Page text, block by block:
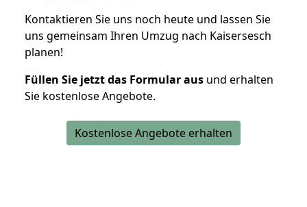
Kontaktieren Sie uns noch heute und lassen Sie
uns gemeinsam Ihren Umzug nach Kaisersesch
planen!
Füllen Sie jetzt das Formular aus und erhalten
Sie kostenlose Angebote.
Kostenlose Angebote erhalten